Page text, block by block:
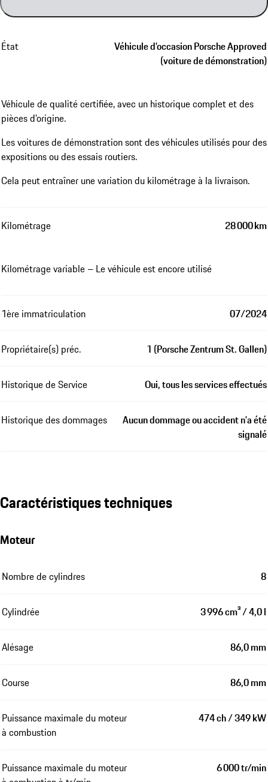
État
Véhicule d’occasion Porsche Approved
(voiture de démonstration)
Véhicule de qualité certifiée, avec un historique complet et des
pièces d'origine.
Les voitures de démonstration sont des véhicules utilisés pour des
expositions ou des essais routiers.
Cela peut entraîner une variation du kilométrage à la livraison.
Kilométrage 28 000 km
Kilométrage variable – Le véhicule est encore utilisé
1ère immatriculation 07/2024
Propriétaire(s) préc. 1 (Porsche Zentrum St. Gallen)
Historique de Service Oui, tous les services effectués
Historique des dommages
Aucun dommage ou accident n'a été
signalé
Caractéristiques techniques
Moteur
Nombre de cylindres 8
Cylindrée 3 996 cm³ / 4,0 l
Alésage 86,0 mm
Course 86,0 mm
Puissance maximale du moteur
à combustion
474 ch / 349 kW
Puissance maximale du moteur
6 000 tr/min